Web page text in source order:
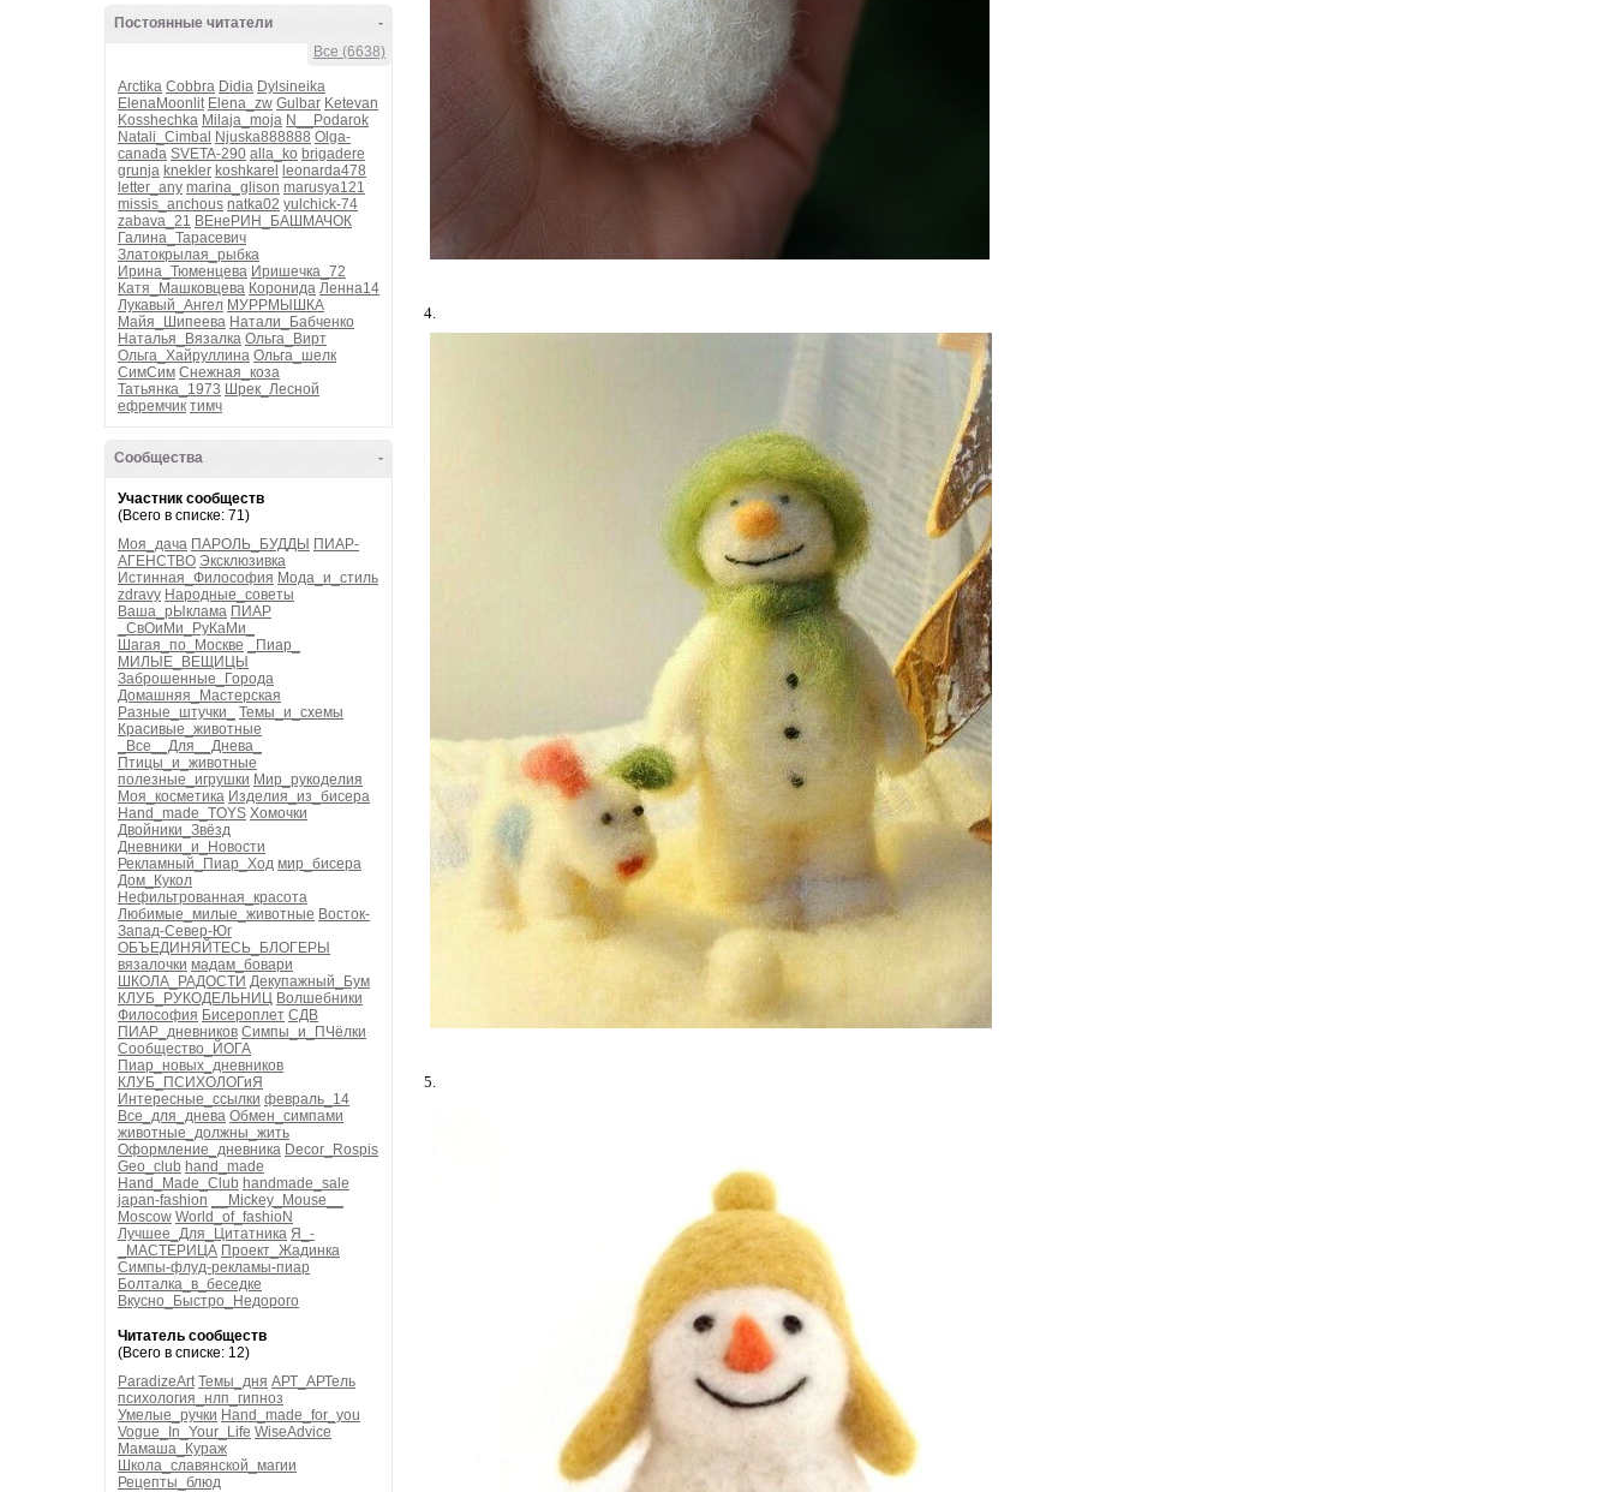
-
Постоянные читатели
Все (6638)
Arctika Cobbra Didia Dylsineika
ElenaMoonlit Elena_zw Gulbar Ketevan
Kosshechka Milaja_moja N__Podarok
Natali_Cimbal Njuska888888 Olga-
canada SVETA-290 alla_ko brigadere
grunja knekler koshkarel
leonarda478
letter_any marina_glison marusya121
missis_anchous natka02 yulchick-74
zabava_21 ВЕнеРИН_БАШМАЧОК
Галина_Тарасевич
Златокрылая_рыбка
Ирина_Тюменцева Иришечка_72
Катя_Машковцева Коронида Ленна14
Лукавый_Ангел МУРРМЫШКА
Майя_Шипеева Натали_Бабченко
Наталья_Вязалка Ольга_Вирт
Ольга_Хайруллина Ольга_шелк
СимСим Снежная_коза
Татьянка_1973 Шрек_Лесной
ефремчик тимч
-
Сообщества
Участник сообществ
(Всего в списке: 71)
Моя_дача ПАРОЛЬ_БУДДЫ ПИАР-
АГЕНСТВО Эксклюзивка
Истинная_Философия Мода_и_стиль
zdravy Народные_советы
Ваша_рЫклама ПИАР
_СвОиМи_РуКаМи_
Шагая_по_Москве
_Пиар_
МИЛЫЕ_ВЕЩИЦЫ
Заброшенные_Города
Домашняя_Мастерская
Разные_штучки_
Темы_и_схемы
Красивые_животные
_Все__Для__Днева_
Птицы_и_животные
полезные_игрушки Мир_рукоделия
Моя_косметика Изделия_из_бисера
Hand_made_TOYS Хомочки
Двойники_Звёзд
Дневники_и_Новости
Рекламный_Пиар_Ход мир_бисера
Дом_Кукол
Нефильтрованная_красота
Любимые_милые_животные Восток-
Запад-Север-Юг
ОБЪЕДИНЯЙТЕСЬ_БЛОГЕРЫ
вязалочки мадам_бовари
ШКОЛА_РАДОСТИ Декупажный_Бум
КЛУБ_РУКОДЕЛЬНИЦ Волшебники
Философия Бисероплет СДВ
ПИАР_дневников Симпы_и_ПЧёлки
Сообщество_ЙОГА
Пиар_новых_дневников
КЛУБ_ПСИХОЛОГиЯ
Интересные_ссылки февраль_14
Все_для_днева Обмен_симпами
животные_должны_жить
Оформление_дневника Decor_Rospis
Geo_club hand_made
Hand_Made_Club handmade_sale
japan-fashion
__Mickey_Mouse__
Moscow World_of_fashioN
Лучшее_Для_Цитатника Я_-
_МАСТЕРИЦА Проект_Жадинка
Симпы-флуд-рекламы-пиар
Болталка_в_беседке
Вкусно_Быстро_Недорого
Читатель сообществ
(Всего в списке: 12)
ParadizeArt Темы_дня АРТ_АРТель
психология_нлп_гипноз
Умелые_ручки Hand_made_for_you
Vogue_In_Your_Life WiseAdvice
Мамаша_Кураж
Школа_славянской_магии
Рецепты_блюд
4.
5.